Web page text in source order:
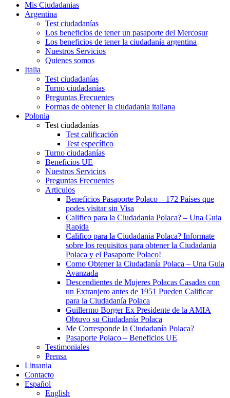
Mis Ciudadanias
Argentina
Test ciudadanías
Los beneficios de tener un pasaporte del Mercosur
Los beneficios de tener la ciudadanía argentina
Nuestros Servicios
Quienes somos
Italia
Test ciudadanías
Turno ciudadanías
Preguntas Frecuentes
Formas de obtener la ciudadania italiana
Polonia
Test ciudadanías
Test calificación
Test específico
Turno ciudadanías
Beneficios UE
Nuestros Servicios
Preguntas Frecuentes
Articulos
Beneficios Pasaporte Polaco – 172 Países que
podes visitar sin Visa
Califico para la Ciudadania Polaca? – Una Guia
Rapida
Califico para la Ciudadania Polaca? Informate
sobre los requisitos para obtener la Ciudadania
Polaca y el Pasaporte Polaco!
Como Obtener la Ciudadanía Polaca – Una Guia
Avanzada
Descendientes de Mujeres Polacas Casadas con
un Extranjero antes de 1951 Pueden Calificar
para la Ciudadanía Polaca
Guillermo Borger Ex Presidente de la AMIA
Obtuvo su Ciudadanía Polaca
Me Corresponde la Ciudadanía Polaca?
Pasaporte Polaco – Beneficios UE
Testimoniales
Prensa
Lituania
Contacto
Español
English